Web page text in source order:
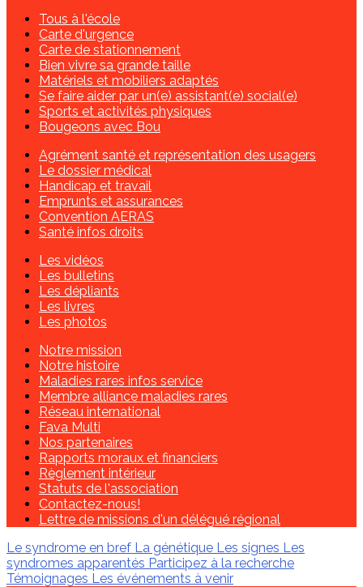
Tous à l'école
Carte d'urgence
Carte de stationnement
Bien vivre sa grande taille
Matériels et mobiliers adaptés
Se faire aider par un(e) assistant(e) social(e)
Sports et activités physiques
Bougeons avec Bou
Agrément santé et représentation des usagers
Le dossier médical
Handicap et travail
Emprunts et assurances
Convention AERAS
Santé infos droits
Les vidéos
Les bulletins
Les dépliants
Les livres
Les photos
Notre mission
Notre histoire
Maladies rares infos service
Membre alliance maladies rares
Réseau international
Fava Multi
Nos partenaires
Rapports moraux et financiers
Règlement intérieur
Statuts de l'association
Contactez-nous!
Lettre de missions d'un délégué régional
Le syndrome en bref La génétique Les signes Les
syndromes apparentés Participez à la recherche
Témoignages Les événements à venir